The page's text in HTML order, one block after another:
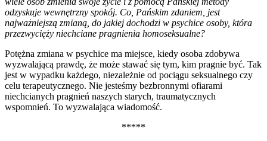
odzyskuje wewnętrzny spokój. Co, Pańskim zdaniem, jest
najważniejszą zmianą, do jakiej dochodzi w psychice osoby, która
przezwycięży niechciane pragnienia homoseksualne?
Potężna zmiana w psychice ma miejsce, kiedy osoba zdobywa
wyzwalającą prawdę, że może stawać się tym, kim pragnie być. Tak
jest w wypadku każdego, niezależnie od pociągu seksualnego czy
celu terapeutycznego. Nie jesteśmy bezbronnymi ofiarami
niechcianych pragnień naszych starych, traumatycznych
wspomnień. To wyzwalająca wiadomość.
*****